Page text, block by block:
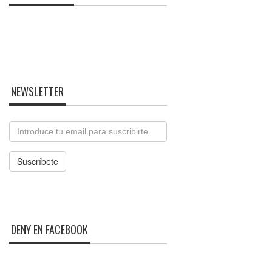
NEWSLETTER
Email
Suscríbete
DENY EN FACEBOOK